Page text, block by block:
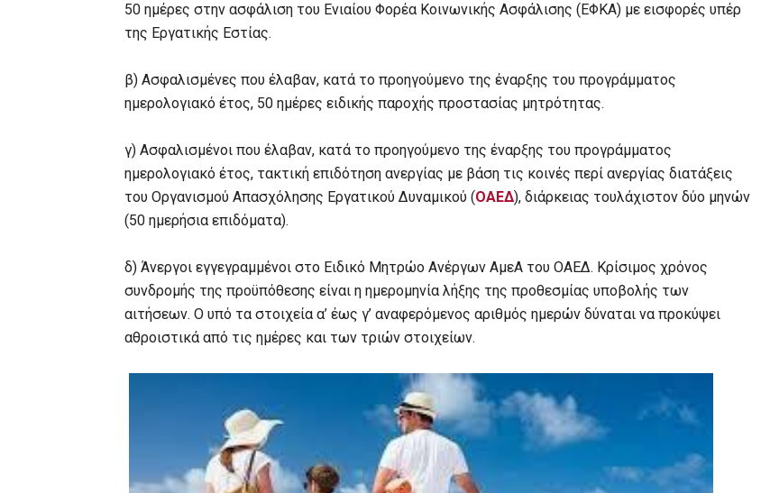
50 ημέρες στην ασφάλιση του Ενιαίου Φορέα Κοινωνικής Ασφάλισης (ΕΦΚΑ) με εισφορές υπέρ
της Εργατικής Εστίας.
β) Ασφαλισμένες που έλαβαν, κατά το προηγούμενο της έναρξης του προγράμματος
ημερολογιακό έτος, 50 ημέρες ειδικής παροχής προστασίας μητρότητας.
γ) Ασφαλισμένοι που έλαβαν, κατά το προηγούμενο της έναρξης του προγράμματος
ημερολογιακό έτος, τακτική επιδότηση ανεργίας με βάση τις κοινές περί ανεργίας διατάξεις
του Οργανισμού Απασχόλησης Εργατικού Δυναμικού (ΟΑΕΔ), διάρκειας τουλάχιστον δύο μηνών
(50 ημερήσια επιδόματα).
δ) Άνεργοι εγγεγραμμένοι στο Ειδικό Μητρώο Ανέργων ΑμεΑ του ΟΑΕΔ. Κρίσιμος χρόνος
συνδρομής της προϋπόθεσης είναι η ημερομηνία λήξης της προθεσμίας υποβολής των
αιτήσεων. Ο υπό τα στοιχεία α’ έως γ’ αναφερόμενος αριθμός ημερών δύναται να προκύψει
αθροιστικά από τις ημέρες και των τριών στοιχείων.